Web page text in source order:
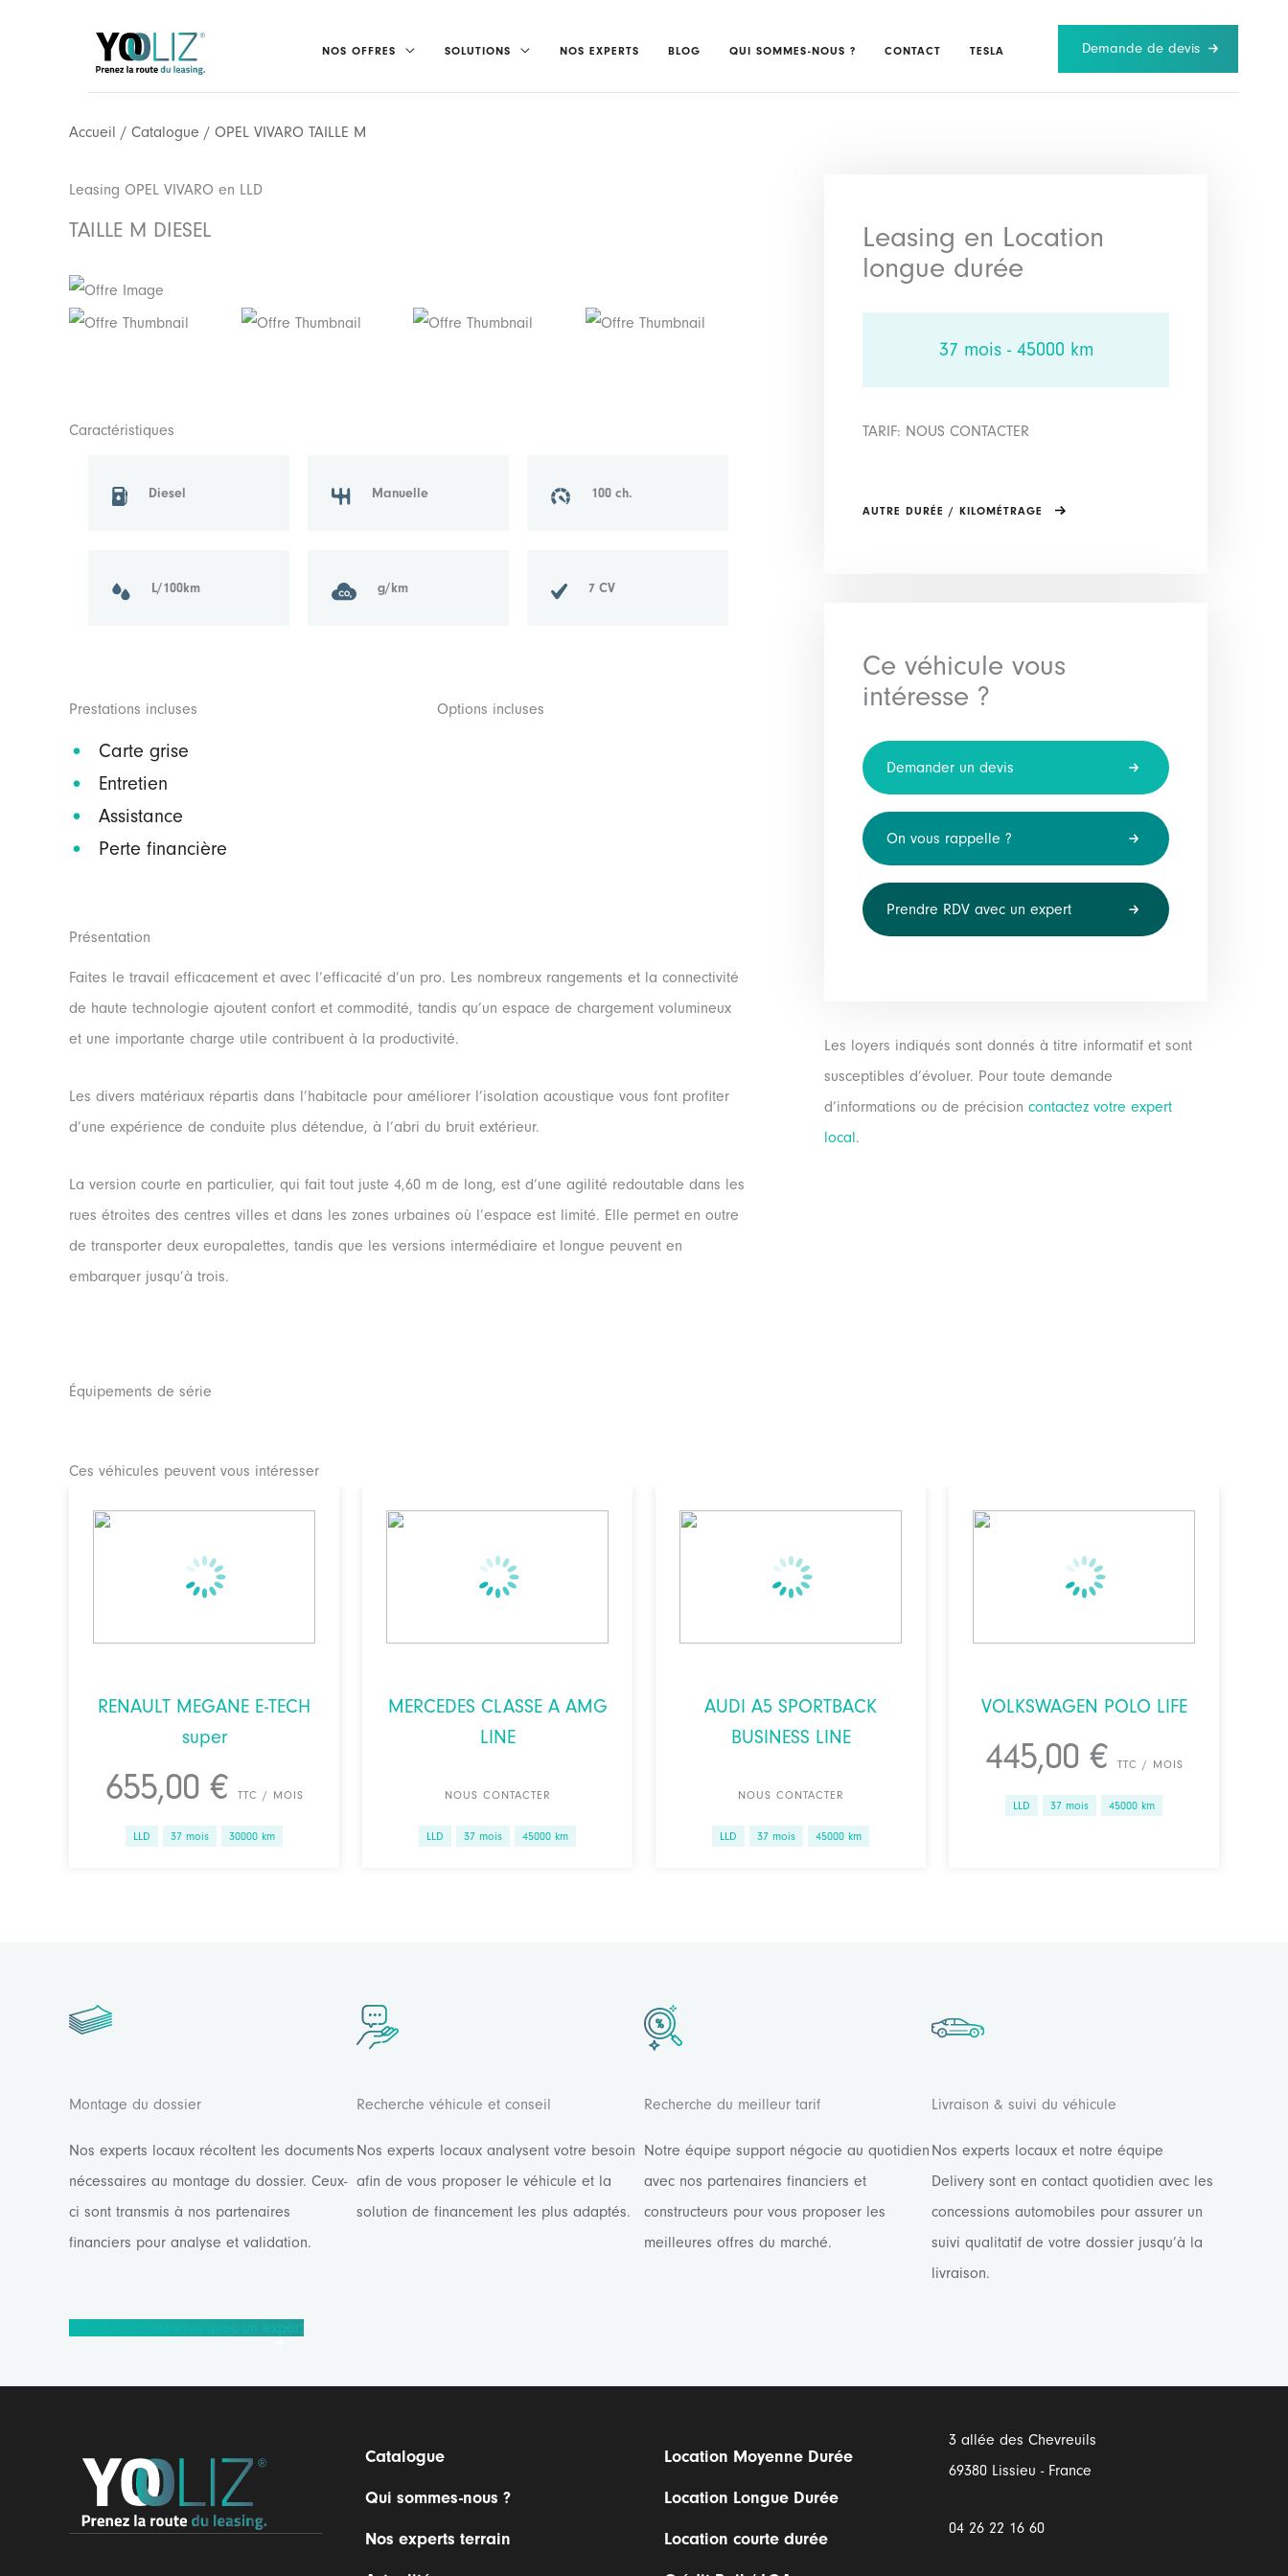
NOS OFFRES SOLUTIONS NOS EXPERTS BLOG QUI SOMMES-NOUS ? CONTACT TESLA Demande de devis
Accueil / Catalogue / OPEL VIVARO TAILLE M
Leasing OPEL VIVARO en LLD
TAILLE M DIESEL
Caractéristiques
Diesel
L/100km
Manuelle
g/km
100 ch.
7 CV
Prestations incluses
Carte grise
Entretien
Assistance
Perte financière
Options incluses
Présentation
Faites le travail efficacement et avec l’efficacité d’un pro. Les nombreux rangements et la connectivité
de haute technologie ajoutent confort et commodité, tandis qu’un espace de chargement volumineux
et une importante charge utile contribuent à la productivité.
Les divers matériaux répartis dans l’habitacle pour améliorer l’isolation acoustique vous font profiter
d’une expérience de conduite plus détendue, à l’abri du bruit extérieur.
La version courte en particulier, qui fait tout juste 4,60 m de long, est d’une agilité redoutable dans les
rues étroites des centres villes et dans les zones urbaines où l’espace est limité. Elle permet en outre
de transporter deux europalettes, tandis que les versions intermédiaire et longue peuvent en
embarquer jusqu’à trois.
Équipements de série
Leasing en Location
longue durée
37 mois - 45000 km
TARIF: NOUS CONTACTER
AUTRE DURÉE / KILOMÉTRAGE
Ce véhicule vous
intéresse ?
Demander un devis
On vous rappelle ?
Prendre RDV avec un expert
Les loyers indiqués sont donnés à titre informatif et sont
susceptibles d’évoluer. Pour toute demande
d’informations ou de précision contactez votre expert
local.
Ces véhicules peuvent vous intéresser
RENAULT MEGANE E-TECH
super
655,00 € TTC / MOIS
LLD 37 mois 30000 km
MERCEDES CLASSE A AMG
LINE
NOUS CONTACTER
LLD 37 mois 45000 km
AUDI A5 SPORTBACK
BUSINESS LINE
NOUS CONTACTER
LLD 37 mois 45000 km
VOLKSWAGEN POLO LIFE
445,00 € TTC / MOIS
LLD 37 mois 45000 km
Montage du dossier
Nos experts locaux récoltent les documents
nécessaires au montage du dossier. Ceux-
ci sont transmis à nos partenaires
financiers pour analyse et validation.
Recherche véhicule et conseil
Nos experts locaux analysent votre besoin
afin de vous proposer le véhicule et la
solution de financement les plus adaptés.
Recherche du meilleur tarif
Notre équipe support négocie au quotidien
avec nos partenaires financiers et
constructeurs pour vous proposer les
meilleures offres du marché.
Livraison & suivi du véhicule
Nos experts locaux et notre équipe
Delivery sont en contact quotidien avec les
concessions automobiles pour assurer un
suivi qualitatif de votre dossier jusqu’à la
livraison.
Prendre rendez-vous avec un expert
Catalogue
Qui sommes-nous ?
Nos experts terrain
Location Moyenne Durée
Location Longue Durée
Location courte durée
3 allée des Chevreuils
69380 Lissieu - France
04 26 22 16 60